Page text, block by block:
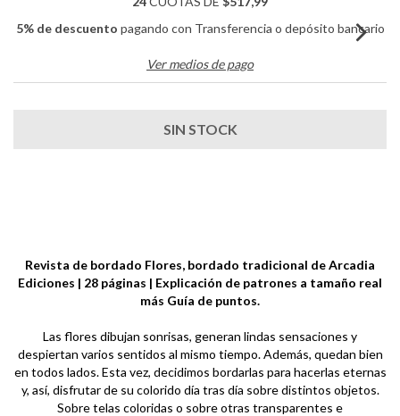
5% de descuento pagando con Transferencia o depósito bancario
Ver medios de pago
Revista de bordado Flores, bordado tradicional de Arcadia
Ediciones | 28 páginas | Explicación de patrones a tamaño real
más Guía de puntos.
Las flores dibujan sonrisas, generan lindas sensaciones y
despiertan varios sentidos al mismo tiempo. Además, quedan bien
en todos lados. Esta vez, decidimos bordarlas para hacerlas eternas
y, así, disfrutar de su colorido día tras día sobre distintos objetos.
Sobre telas coloridas o sobre otras transparentes e